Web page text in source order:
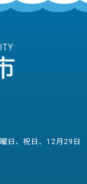
日、祝日、12月29日